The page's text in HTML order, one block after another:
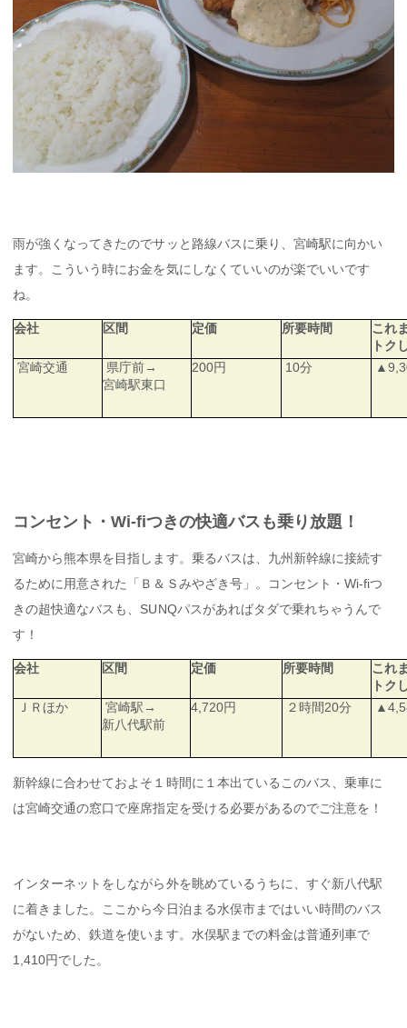
雨が強くなってきたのでサッと路線バスに乗り、宮崎駅に向かい
ます。こういう時にお金を気にしなくていいのが楽でいいです
ね。
会社 区間 定価 所要時間
これ
トク
宮崎交通
県庁前→
宮崎駅東口
200円 10分
コンセント・Wi-fiつきの快適バスも乗り放題！
宮崎から熊本県を目指します。乗るバスは、九州新幹線に接続す
るために用意された「Ｂ＆Ｓみやざき号」。コンセント・Wi-fiつ
きの超快適なバスも、SUNQパスがあればタダで乗れちゃうんで
す！
会社 区間 定価 所要時間
これ
トク
ＪＲほか
宮崎駅→
新八代駅前
4,720円 ２時間20分
新幹線に合わせておよそ１時間に１本出ているこのバス、乗車に
は宮崎交通の窓口で座席指定を受ける必要があるのでご注意を！
インターネットをしながら外を眺めているうちに、すぐ新八代駅
に着きました。ここから今日泊まる水俣市まではいい時間のバス
がないため、鉄道を使います。水俣駅までの料金は普通列車で
1,410円でした。